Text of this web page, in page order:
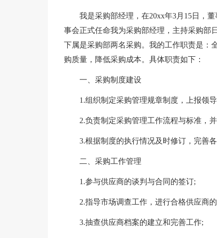
我是采购部经理，在20xx年3月15日，
事会正式任命我为采购部经理，主持采购部
下属是采购部两名采购。我的工作职责是：
购质量，降低采购成本。具体职责如下：
一、采购制度建设
1.组织制定采购管理规章制度，上报领
2.负责制定采购管理工作流程与标准，
3.根据制度的执行情况及时修订，完善
二、采购工作管理
1.参与供应商的谈判与合同的签订;
2.指导市场调查工作，进行合格供应商
3.抽查供应商档案的建立和完善工作;